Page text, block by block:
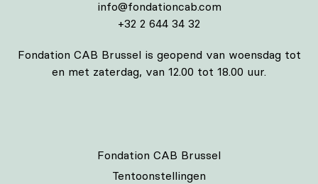
info@fondationcab.com
+32 2 644 34 32
Fondation CAB Brussel is geopend van woensdag tot
en met zaterdag, van 12.00 tot 18.00 uur.
Fondation CAB Brussel
Tentoonstellingen